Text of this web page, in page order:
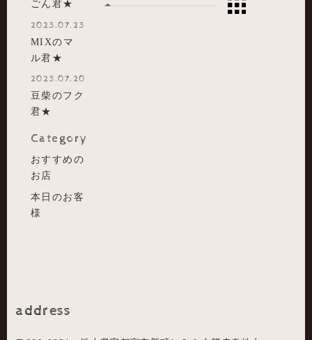
ごん君★
2023.07.23
MIXのマ
ル君★
2023.07.20
豆柴のフク
君★
Category
おすすめの
お店
本日のお客
様
address